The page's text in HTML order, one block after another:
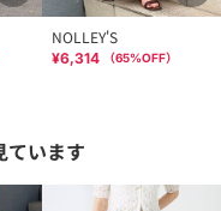
NOLLEY'S
¥6,314 （65%OFF）